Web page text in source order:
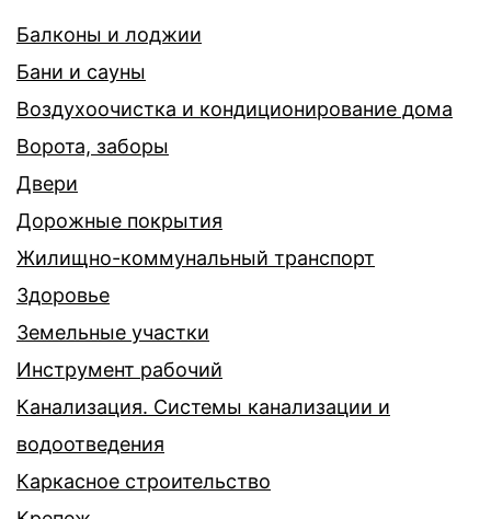
Балконы и лоджии
Бани и сауны
Воздухоочистка и кондиционирование дома
Ворота, заборы
Двери
Дорожные покрытия
Жилищно-коммунальный транспорт
Здоровье
Земельные участки
Инструмент рабочий
Канализация. Системы канализации и
водоотведения
Каркасное строительство